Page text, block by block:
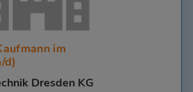
im
d)
Dresden KG